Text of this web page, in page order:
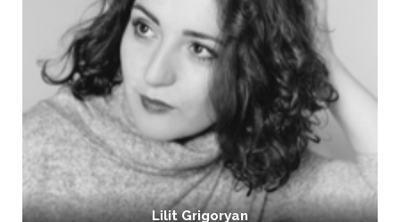
Lilit Grigoryan